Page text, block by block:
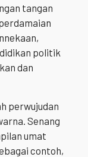
tangan
politik
dan
perwujudan
Senang
umat
contoh,